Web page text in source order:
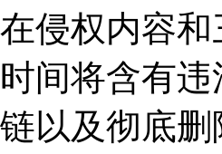
侵权内容
间将含有
以及彻底